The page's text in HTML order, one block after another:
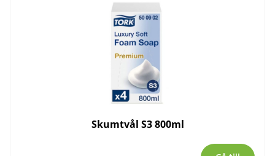
Skumtvål S3 800ml